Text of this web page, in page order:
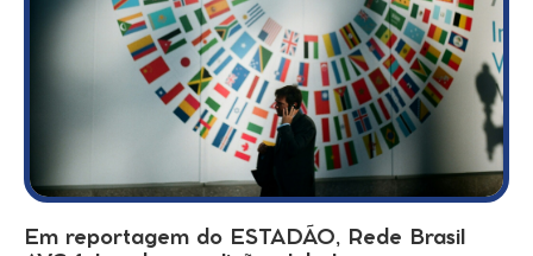
Em reportagem do ESTADÃO, Rede Brasil